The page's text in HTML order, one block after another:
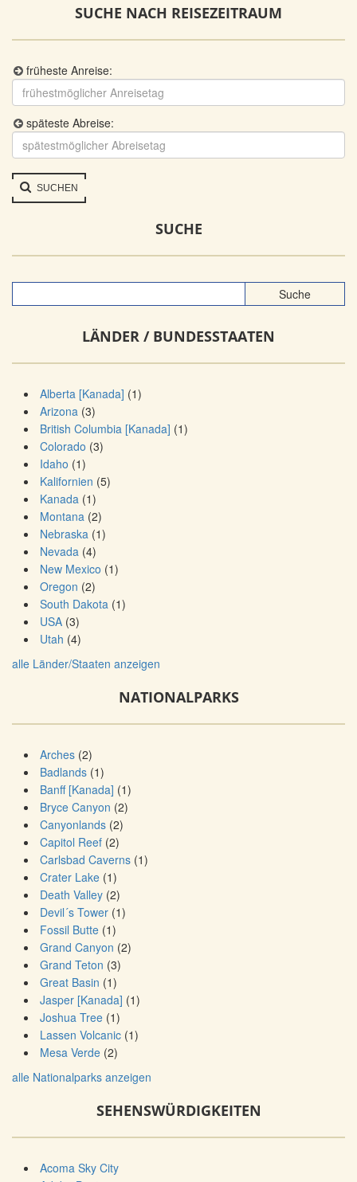
SUCHE NACH REISEZEITRAUM
früheste Anreise:
späteste Abreise:
SUCHEN
SUCHE
LÄNDER / BUNDESSTAATEN
Alberta [Kanada] (1)
Arizona (3)
British Columbia [Kanada] (1)
Colorado (3)
Idaho (1)
Kalifornien (5)
Kanada (1)
Montana (2)
Nebraska (1)
Nevada (4)
New Mexico (1)
Oregon (2)
South Dakota (1)
USA (3)
Utah (4)
alle Länder/Staaten anzeigen
NATIONALPARKS
Arches (2)
Badlands (1)
Banff [Kanada] (1)
Bryce Canyon (2)
Canyonlands (2)
Capitol Reef (2)
Carlsbad Caverns (1)
Crater Lake (1)
Death Valley (2)
Devil´s Tower (1)
Fossil Butte (1)
Grand Canyon (2)
Grand Teton (3)
Great Basin (1)
Jasper [Kanada] (1)
Joshua Tree (1)
Lassen Volcanic (1)
Mesa Verde (2)
alle Nationalparks anzeigen
SEHENSWÜRDIGKEITEN
Acoma Sky City